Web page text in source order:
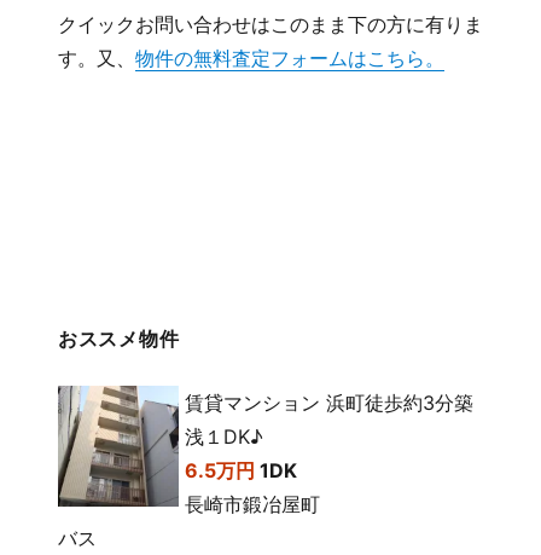
クイックお問い合わせはこのまま下の方に有りま
す。又、 物件の無料査定フォームはこちら。
おススメ物件
賃貸マンション 浜町徒歩約3分築
浅１DK♪
6.5万円 1DK
長崎市鍛冶屋町
バス